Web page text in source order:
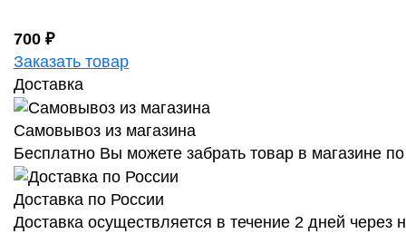
700 ₽
Заказать товар
Доставка
Самовывоз из магазина
Бесплатно Вы можете забрать товар в магазине
Доставка по России
Доставка осуществляется в течение 2 дней